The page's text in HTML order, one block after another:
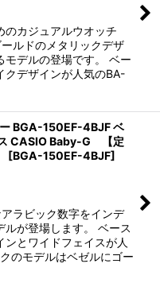
のカジュアルウオッチ
ルドのメタリックデザ
モデルの登場です。 ベー
クデザインが人気のBA-
BGA-150EF-4BJF ベ
CASIO Baby-G 【定
[BGA-150EF-4BJF]
ラビック数字をインデ
ルが登場します。 ベース
とワイドフェイスが人
のモデルはベゼルにゴー